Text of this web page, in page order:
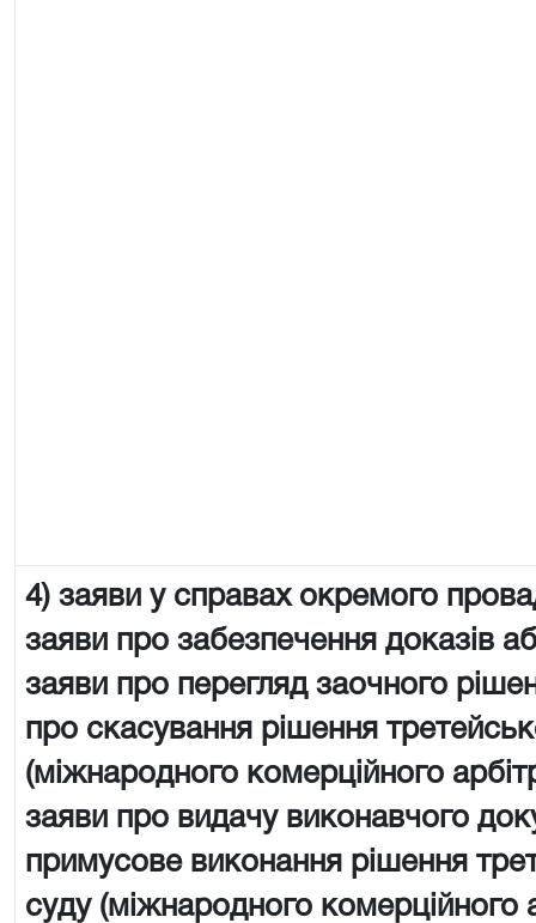
4) заяви у справах окремого
заяви про забезпечення доказів
заяви про перегляд заочного
про скасування рішення
(міжнародного комерційного
заяви про видачу виконавчого
примусове виконання рішення
суду (міжнародного комерційного